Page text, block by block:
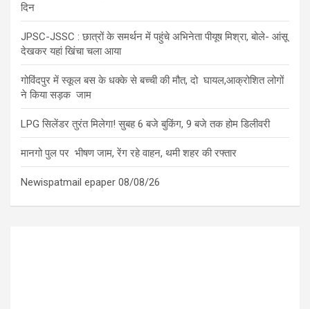
दिन
JPSC-JSSC : छात्रों के समर्थन में पहुंचे अभिनेता पीयूष मिश्रा, बोले- आंसू
देखकर यहां खिंचा चला आया
गोविंदपुर में स्कूल बस के धक्के से बच्ची की मौत, दो घायल,आक्रोशित लोगों
ने किया सड़क जाम
LPG सिलेंडर तुरंत मिलेगा! सुबह 6 बजे बुकिंग, 9 बजे तक होम डिलीवरी
मानगो पुल पर भीषण जाम, रेंग रहे वाहन, थमी शहर की रफ्तार
Newispatmail epaper 08/08/26